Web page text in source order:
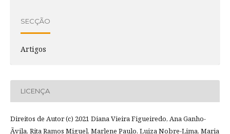
SECÇÃO
Artigos
LICENÇA
Direitos de Autor (c) 2021 Diana Vieira Figueiredo, Ana Ganho-
Ãvila, Rita Ramos Miguel, Marlene Paulo, Luiza Nobre-Lima, Maria